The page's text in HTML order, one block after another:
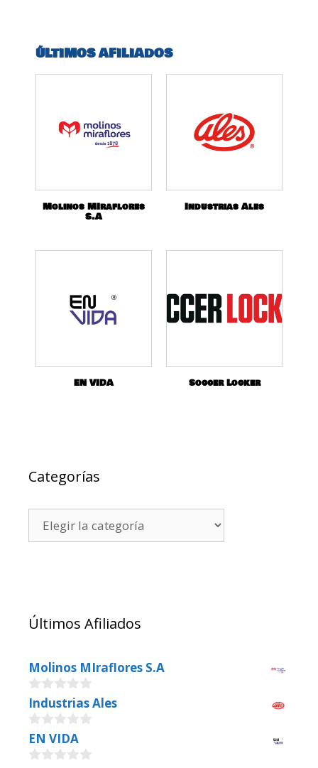
ÚLTIMOS AFILIADOS
Molinos MIraflores
S.A
Industrias Ales
EN VIDA Soccer Locker
Categorías
Últimos Afiliados
Molinos MIraflores S.A
0
o
u
t
o
f
Industrias Ales
0
o
u
EN VIDA